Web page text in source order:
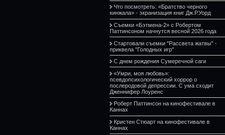
Что посмотреть: «Братство черного
кинжала» - экранизация книг Дж.Р.Уорд
Съемки «Бэтмена-2» с Робертом
Паттинсоном начнутся весной 2026 года
Стартовали съемки "Рассвета жатвы" -
приквела "Голодных игр"
С днем рождения Сумеречной саги
«Умри, моя любовь»:
псевдопсихологический хоррор о
послеродовой депрессии. С ума сходит
Дженнифер Лоуренс
Роберт Паттинсон на кинофестивале в
Каннах
Кристен Стюарт на кинофестивале в
Каннах